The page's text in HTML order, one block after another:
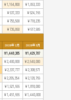
¥1,164,800
¥1,093,333
¥937,333
¥924,166
¥755,500
¥718,235
¥736,060
¥617,906
2026年2月
2026年3月
¥1,448,385
¥1,429,707
¥2,400,000
¥2,640,000
¥2,337,777
¥2,308,571
¥2,209,354
¥2,120,769
¥1,921,666
¥1,818,000
¥1,491,666
¥1,440,000